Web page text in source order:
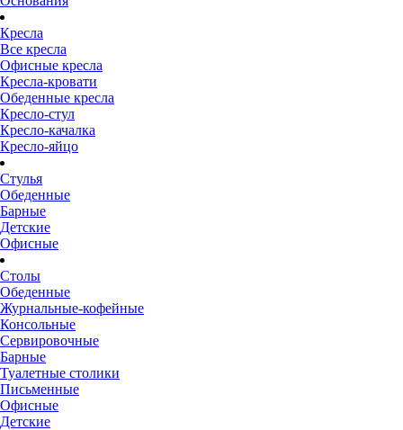
Кресла
Все кресла
Офисные кресла
Кресла-кровати
Обеденные кресла
Кресло-стул
Кресло-качалка
Кресло-яйцо
Стулья
Обеденные
Барные
Детские
Офисные
Столы
Обеденные
Журнальные-кофейные
Консольные
Сервировочные
Барные
Туалетные столики
Письменные
Офисные
Детские